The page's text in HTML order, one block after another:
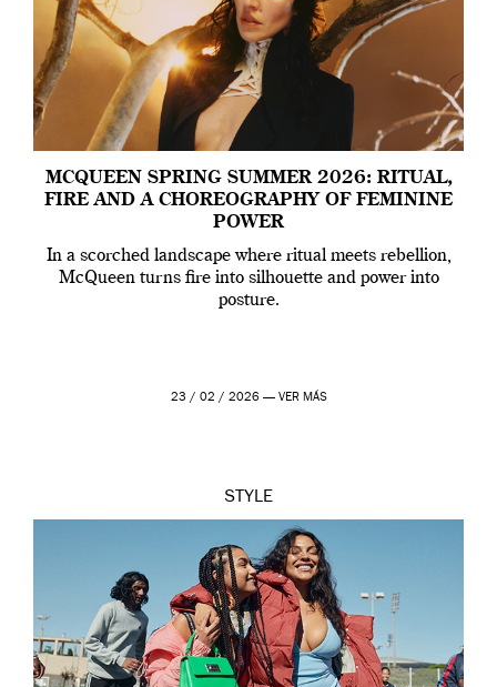
MCQUEEN SPRING SUMMER 2026: RITUAL,
FIRE AND A CHOREOGRAPHY OF FEMININE
POWER
In a scorched landscape where ritual meets rebellion,
McQueen turns fire into silhouette and power into
posture.
23 / 02 / 2026 — VER MÁS
STYLE